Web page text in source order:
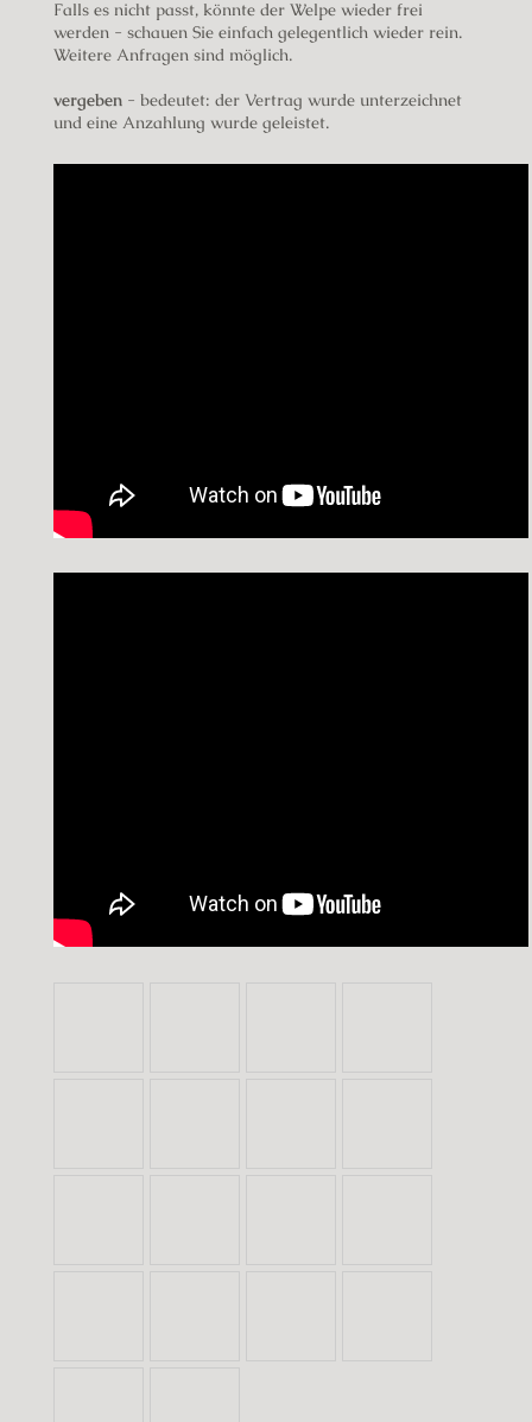
Falls es nicht passt, könnte der Welpe wieder frei
werden - schauen Sie einfach gelegentlich wieder rein.
Weitere Anfragen sind möglich.
vergeben - bedeutet: der Vertrag wurde unterzeichnet
und eine Anzahlung wurde geleistet.